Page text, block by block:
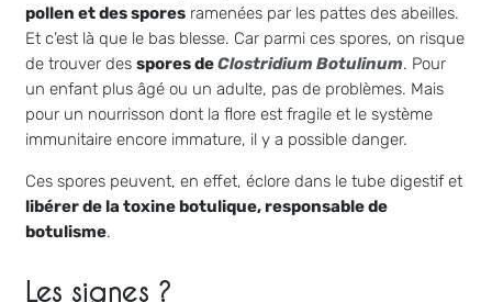
pollen et des sporesramenées par les pattes des abeilles.
Et c’est là que le bas blesse. Car parmi ces spores, on risque
de trouver des spores deClostridium Botulinum. Pour
un enfant plus âgé ou un adulte, pas de problèmes. Mais
pour un nourrisson dont la flore est fragile et le système
immunitaire encore immature, il y a possible danger.
Ces spores peuvent, en effet, éclore dans le tube digestif et
libérer de la toxine botulique, responsable de
botulisme.
Les signes ?